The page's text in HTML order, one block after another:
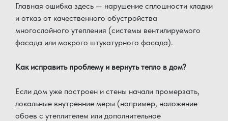
Главная ошибка здесь — нарушение сплошности кладки
и отказ от качественного обустройства
многослойного утепления (системы вентилируемого
фасада или мокрого штукатурного фасада).
Как исправить проблему и вернуть тепло в дом?
Если дом уже построен и стены начали промерзать,
локальные внутренние меры (например, наложение
обоев с утеплителем или дополнительное